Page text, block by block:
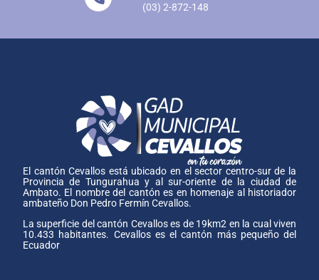
(03) 2-872-148
El cantón Cevallos está ubicado en el sector centro-sur de la
Provincia de Tungurahua y al sur-oriente de la ciudad de
Ambato. El nombre del cantón es en homenaje al historiador
ambateño Don Pedro Fermín Cevallos.
La superficie del cantón Cevallos es de 19km2 en la cual viven
10.433 habitantes. Cevallos es el cantón más pequeño del
Ecuador